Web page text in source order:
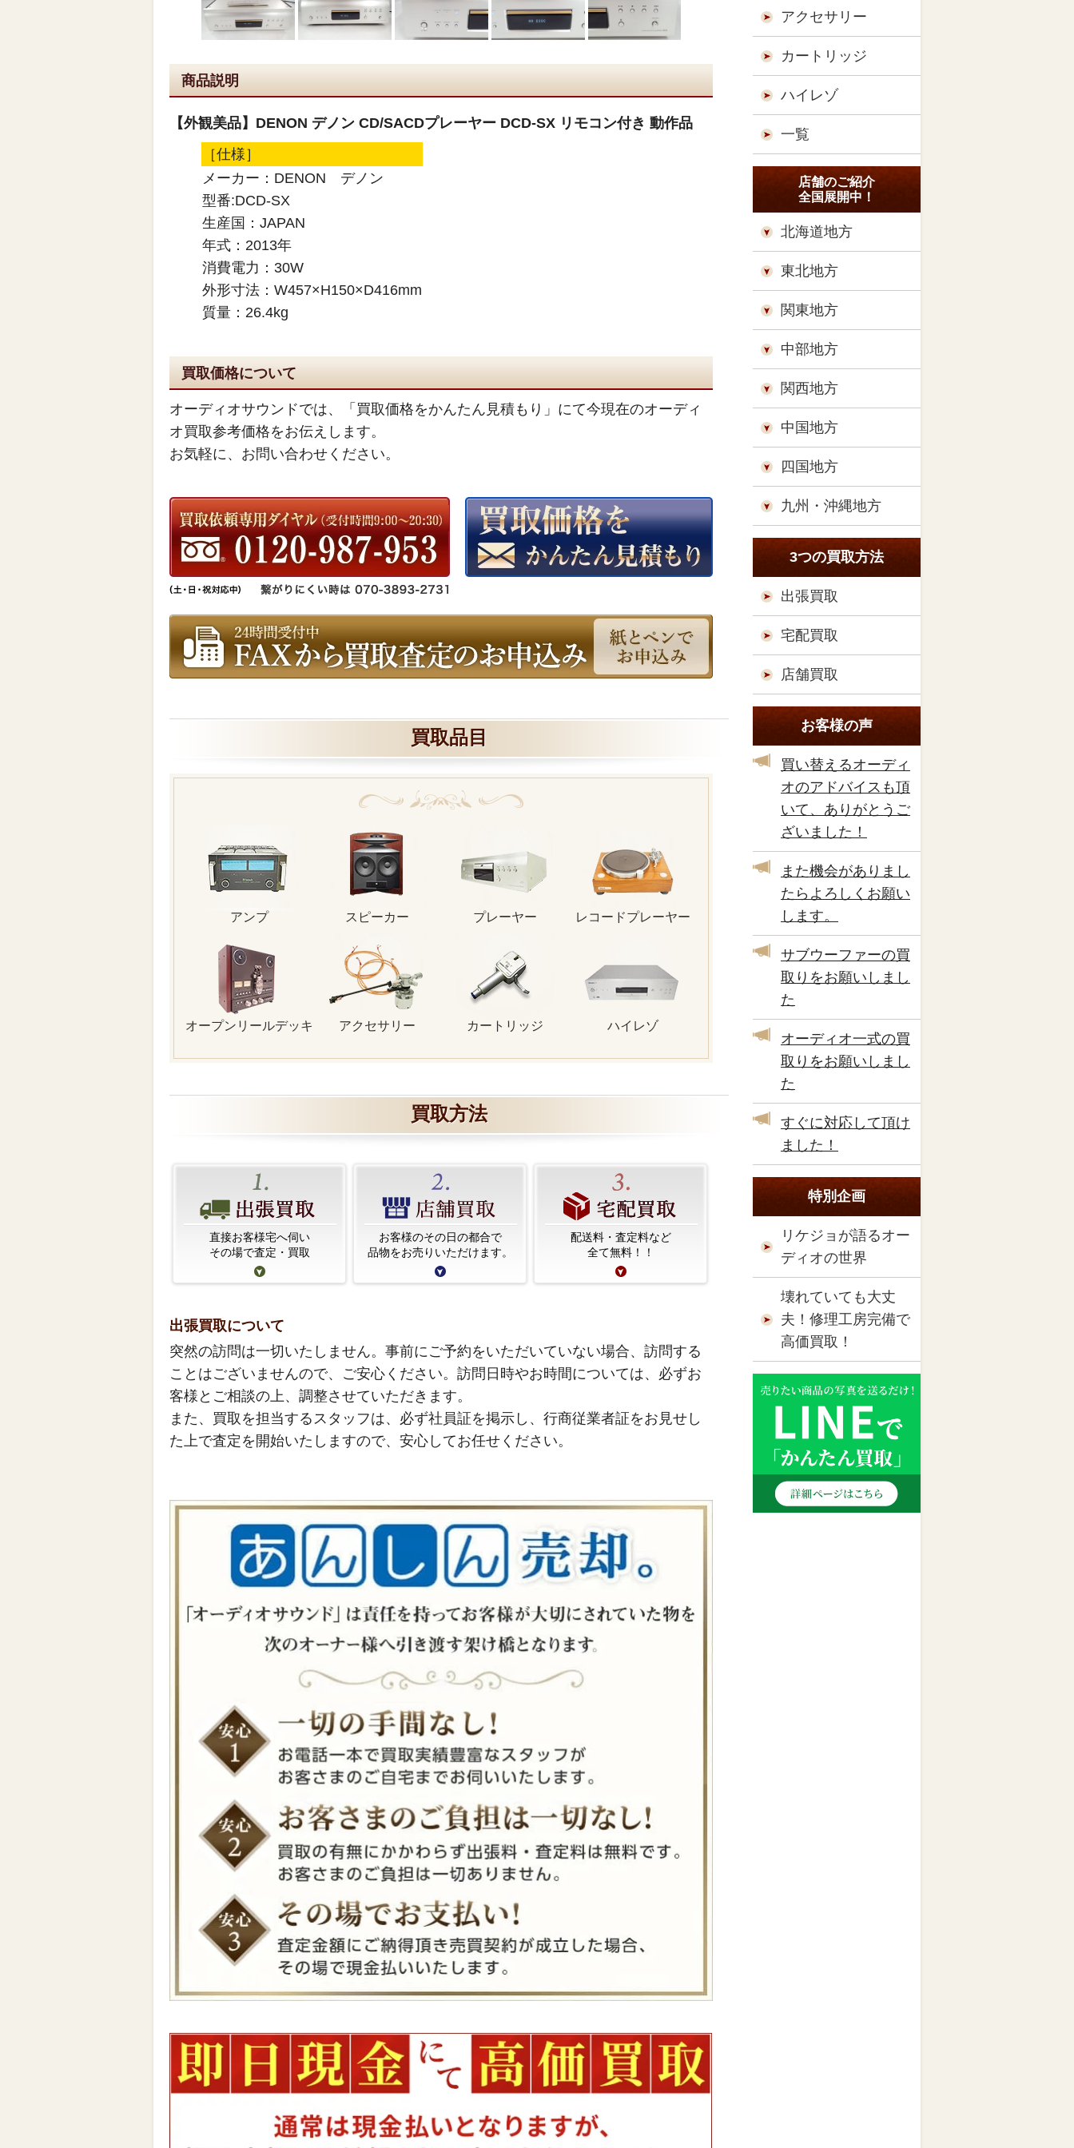
商品説明
【外観美品】DENON デノン CD/SACDプレーヤー DCD-SX リモコン付き 動作品
［仕様］
メーカー：DENON デノン
型番:DCD-SX
生産国：JAPAN
年式：2013年
消費電力：30W
外形寸法：W457×H150×D416mm
質量：26.4kg
買取価格について
オーディオサウンドでは、「買取価格をかんたん見積もり」にて今現在のオーディ
オ買取参考価格をお伝えします。
お気軽に、お問い合わせください。
買取品目
アンプ スピーカー プレーヤー レコードプレーヤー
オープンリールデッキ アクセサリー カートリッジ ハイレゾ
買取方法
直接お客様宅へ伺い
その場で査定・買取
お客様のその日の都合で
品物をお売りいただけます。
配送料・査定料など
全て無料！！
出張買取について
突然の訪問は一切いたしません。事前にご予約をいただいていない場合、訪問する
ことはございませんので、ご安心ください。訪問日時やお時間については、必ずお
客様とご相談の上、調整させていただきます。
また、買取を担当するスタッフは、必ず社員証を掲示し、行商従業者証をお見せし
た上で査定を開始いたしますので、安心してお任せください。
アクセサリー
カートリッジ
ハイレゾ
一覧
店舗のご紹介
全国展開中！
北海道地方
東北地方
関東地方
中部地方
関西地方
中国地方
四国地方
九州・沖縄地方
3つの買取方法
出張買取
宅配買取
店舗買取
お客様の声
買い替えるオーディ
オのアドバイスも頂
いて、ありがとうご
ざいました！
また機会がありまし
たらよろしくお願い
します。
サブウーファーの買
取りをお願いしまし
た
オーディオ一式の買
取りをお願いしまし
た
すぐに対応して頂け
ました！
特別企画
リケジョが語るオー
ディオの世界
壊れていても大丈
夫！修理工房完備で
高価買取！